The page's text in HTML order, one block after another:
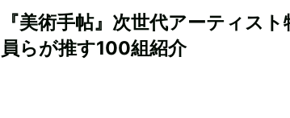
『美術手帖』次世代アーティス
員らが推す100組紹介